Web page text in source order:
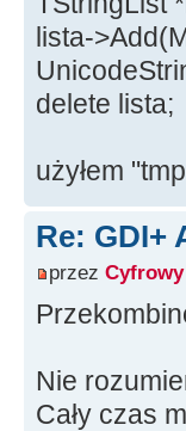
lista-
delete lista;
użyłem
Re: GDI+
przez
Nie
Cały czas